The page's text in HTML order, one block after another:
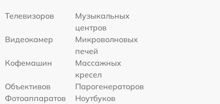
Телевизоров
Музыкальных
центров
Видеокамер
Микроволновых
печей
Кофемашин
Массажных
кресел
Объективов
Парогенераторов
Фотоаппаратов
Ноутбуков